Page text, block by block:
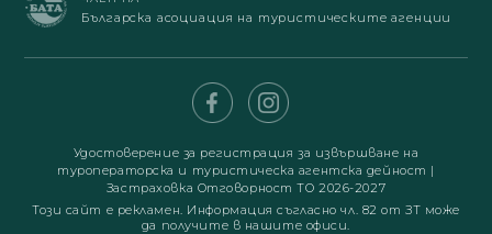
Българска асоциация на туристическите агенции
Удостоверение за регистрация за извършване на
туроператорска и туристическа агентска дейност |
Застраховка Отговорност ТО 2026-2027
Този сайт е рекламен. Информация съгласно чл. 82 от ЗТ може
да получите в нашите офиси.